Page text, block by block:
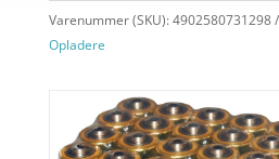
Varenummer (SKU):4902580731298
Opladere